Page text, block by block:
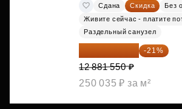
Сдана Скидка
Без
Живите сейчас - платите
Раздельный санузел
10 176 425 ₽ -21%
12 881 550 ₽
250 035 ₽ за м²